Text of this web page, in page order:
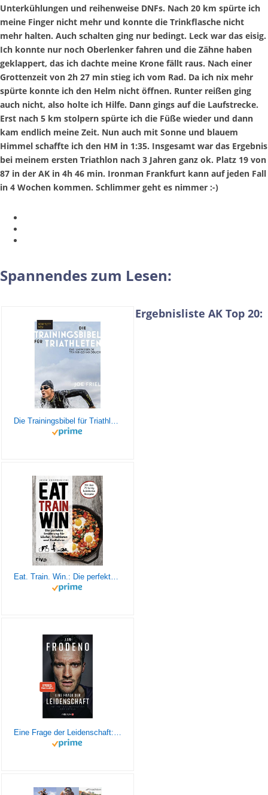
Unterkühlungen und reihenweise DNFs. Nach 20 km spürte ich
meine Finger nicht mehr und konnte die Trinkflasche nicht
mehr halten. Auch schalten ging nur bedingt. Leck war das eisig.
Ich konnte nur noch Oberlenker fahren und die Zähne haben
geklappert, das ich dachte meine Krone fällt raus. Nach einer
Grottenzeit von 2h 27 min stieg ich vom Rad. Da ich nix mehr
spürte konnte ich den Helm nicht öffnen. Runter reißen ging
auch nicht, also holte ich Hilfe. Dann gings auf die Laufstrecke.
Erst nach 5 km stolpern spürte ich die Füße wieder und dann
kam endlich meine Zeit. Nun auch mit Sonne und blauem
Himmel schaffte ich den HM in 1:35. Insgesamt war das Ergebnis
bei meinem ersten Triathlon nach 3 Jahren ganz ok. Platz 19 von
87 in der AK in 4h 46 min. Ironman Frankfurt kann auf jeden Fall
in 4 Wochen kommen. Schlimmer geht es nimmer :-)
Spannendes zum Lesen:
Ergebnisliste AK Top 20: